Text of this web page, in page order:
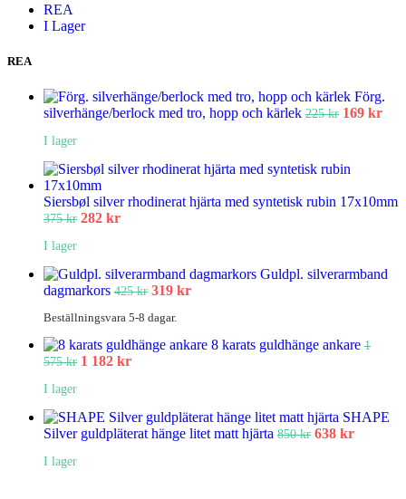
REA
I Lager
REA
Förg.
silverhänge/berlock med tro, hopp och kärlek 225kr 169 kr
I lager
Siersbøl silver rhodinerat hjärta med syntetisk rubin 17x10mm
375kr 282 kr
I lager
Guldpl. silverarmband
dagmarkors 425kr 319 kr
Beställningsvara 5-8 dagar.
8 karats guldhänge ankare 1
575kr 1 182 kr
I lager
SHAPE
Silver guldpläterat hänge litet matt hjärta 850kr 638 kr
I lager